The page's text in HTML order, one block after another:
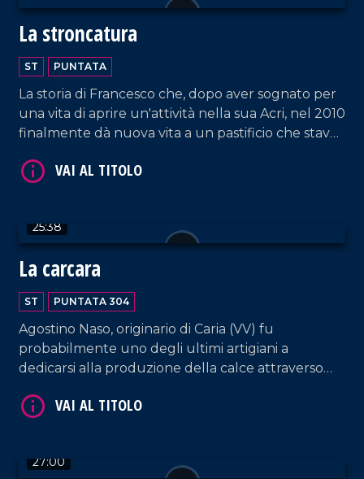
La stroncatura
ST PUNTATA
La storia di Francesco che, dopo aver sognato per
una vita di aprire un'attività nella sua Acri, nel 2010
finalmente dà nuova vita a un pastificio che stava
ricerca, qualità e offerta di prodotti autentici
25:38
La carcara
ST PUNTATA 304
Agostino Naso, originario di Caria (VV) fu
probabilmente uno degli ultimi artigiani a
dedicarsi alla produzione della calce attraverso
un frammento di un passato fatto di saperi, fatica
all'identità del territorio.
27:00
VAI AL TITOLO